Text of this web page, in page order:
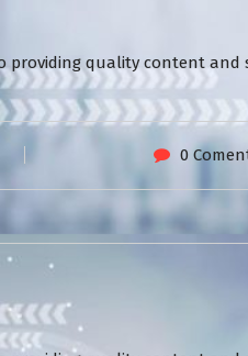
providing quality content and
0